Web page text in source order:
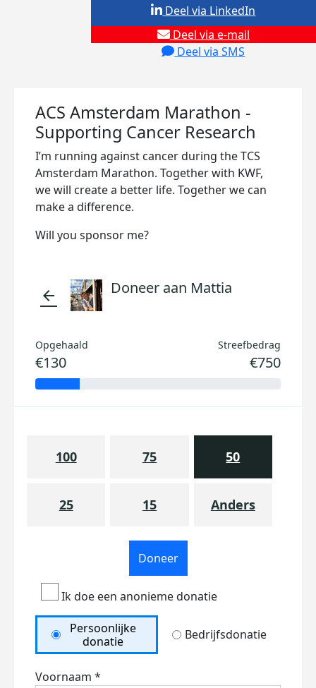
Deel via e-mail
Deel via SMS
Deel via LinkedIn
ACS Amsterdam Marathon -
Supporting Cancer Research
I’m running against cancer during the TCS
Amsterdam Marathon. Together with KWF,
we will create a better life. Together we can
make a difference.
Will you sponsor me?
arrow_back Doneer aan Mattia
Opgehaald
€130
Streefbedrag
€750
100 75 50
25 15 Anders
Doneer
Ik doe een anonieme donatie
Persoonlijke
donatie
Bedrijfsdonatie
Voornaam *